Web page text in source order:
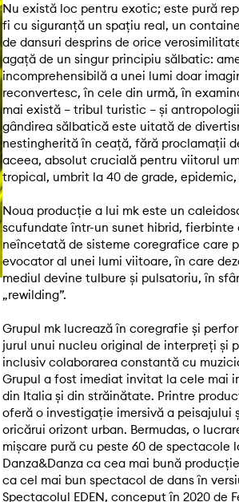
Nu există loc pentru exotic; este pură
fi cu siguranță un spațiu real, un
de dansuri desprins de orice
agață de un singur principiu sălbatic:
incomprehensibilă a unei lumi doar
reconvertesc, în cele din urmă, în
mai există – tribul turistic – și
gândirea sălbatică este uitată de
nestingherită în ceață, fără proclamații
aceea, absolut crucială pentru viitorul
tropical, umbrit la 40 de grade,
Noua producție a lui mk este un
scufundate într-un sunet hibrid,
neîncetată de sisteme coregrafice care
evocator al unei lumi viitoare, în care
mediul devine tulbure și pulsatoriu, în
„rewilding”.
Grupul mk lucrează în coregrafie și
jurul unui nucleu original de interpreți și
inclusiv colaborarea constantă cu
Grupul a fost imediat invitat la cele mai
din Italia și din străinătate. Printre
oferă o investigație imersivă a peisajului
oricărui orizont urban. Bermudas, o
mișcare pură cu peste 60 de spectacole
Danza&Danza ca cea mai bună
ca cel mai bun spectacol de dans în
Spectacolul EDEN, conceput în 2020 de